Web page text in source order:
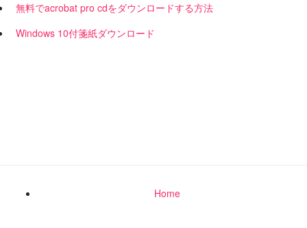
無料でacrobat pro cdをダウンロードする方法
Windows 10付箋紙ダウンロード
Home